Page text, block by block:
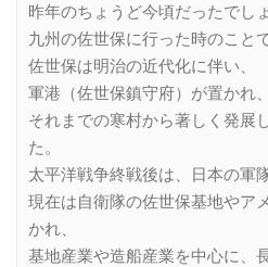
昨年のちょうど今頃だったでし
九州の佐世保に行った時のことで
佐世保は明治の近代化に伴い、
軍港（佐世保鎮守府）が置かれ、
それまでの寒村から著しく発展
た。
太平洋戦争終戦後は、日本の軍
現在は自衛隊の佐世保基地やア
かれ、
基地産業や造船産業を中心に、